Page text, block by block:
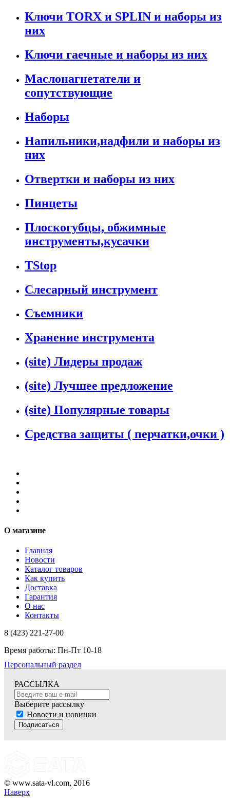
Ключи TORX и SPLIN и наборы из
них
Ключи гаечные и наборы из них
Маслонагнетатели и
сопутствующие
Наборы
Напильники,надфили и наборы из
них
Отвертки и наборы из них
Пинцеты
Плоскогубцы, обжимные
инструменты,кусачки
TStop
Слесарный инструмент
Съемники
Хранение инструмента
(site) Лидеры продаж
(site) Лучшее предложение
(site) Популярные товары
Средства защиты ( перчатки,очки )
О магазине
Главная
Новости
Каталог товаров
Как купить
Доставка
Гарантия
О нас
Контакты
8 (423) 221-27-00
Время работы: Пн-Пт 10-18
Персональный раздел
РАССЫЛКА
Выберите рассылку
Новости и новинки
Подписаться
© www.sata-vl.com, 2016
Наверх